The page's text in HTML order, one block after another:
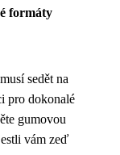
formáty
sedět na
pro dokonalé
gumovou
vám zeď